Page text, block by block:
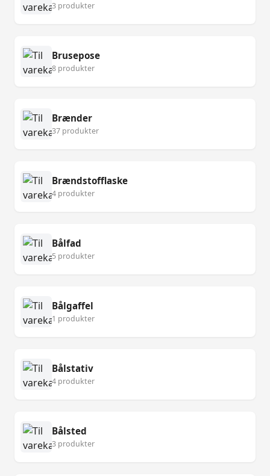
3 produkter
Brusepose
8 produkter
Brænder
37 produkter
Brændstofflaske
4 produkter
Bålfad
5 produkter
Bålgaffel
1 produkter
Bålstativ
4 produkter
Bålsted
3 produkter